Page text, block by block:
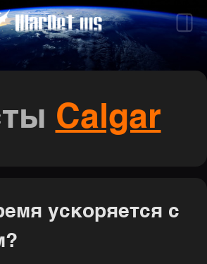
Calgar
ускоряется с